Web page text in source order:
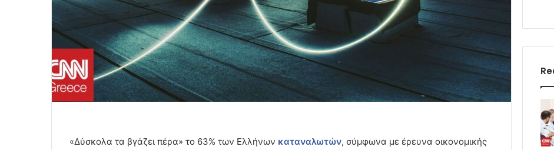
«Δύσκολα τα βγάζει πέρα» το 63% των Ελλήνων καταναλωτών, σύμφωνα με έρευνα οικονομικής